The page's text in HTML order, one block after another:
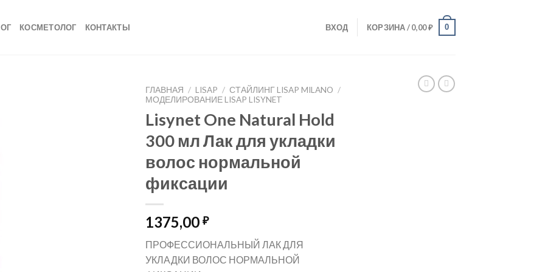
КОСМЕТОЛОГ КОНТАКТЫ ВХОД КОРЗИНА /0,00₽ 0
ГЛАВНАЯ / LISAP / СТАЙЛИНГ LISAP MILANO /
МОДЕЛИРОВАНИЕ LISAP LISYNET
Lisynet One Natural Hold
300 мл Лак для укладки
волос нормальной
фиксации
1375,00 ₽
ПРОФЕССИОНАЛЬНЫЙ ЛАК ДЛЯ
УКЛАДКИ ВОЛОС НОРМАЛЬНОЙ